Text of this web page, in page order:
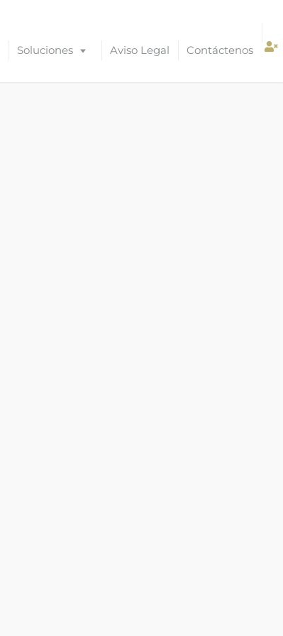
Soluciones Aviso Legal Contáctenos